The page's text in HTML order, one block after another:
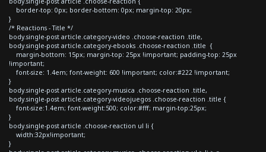
border-top: 0px; border-bottom: 0px; margin-top: 20px;
}
/* Reactions - Title */
body.single-post article.category-video .choose-reaction .title,
body.single-post article.category-ebooks .choose-reaction .title {
margin-bottom: 15px; margin-top: 25px !important; padding-top: 25px
!important;
font-size: 1.4em; font-weight: 600 !important; color:#222 !important;
}
body.single-post article.category-musica .choose-reaction .title,
body.single-post article.category-videojuegos .choose-reaction .title {
font-size:1.4em; font-weight:500; color:#fff; margin-top:25px;
}
body.single-post article .choose-reaction ul li {
width:32px!important;
}